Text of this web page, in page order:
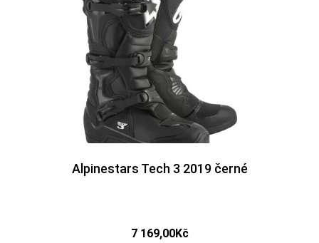
Alpinestars Tech 3 2019 černé
7 169,00Kč